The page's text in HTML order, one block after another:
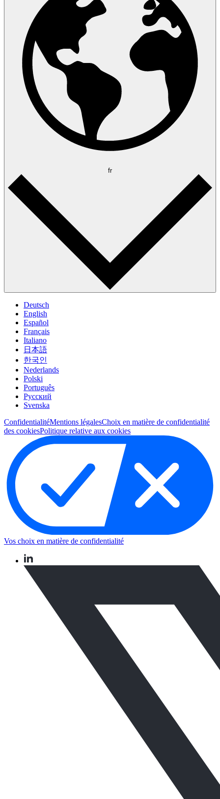
fr
Deutsch
English
Español
Français
Italiano
日本語
한국인
Nederlands
Polski
Português
Pусский
Svenska
ConfidentialitéMentions légalesChoix en matière de confidentialité
des cookiesPolitique relative aux cookies
Vos choix en matière de confidentialité